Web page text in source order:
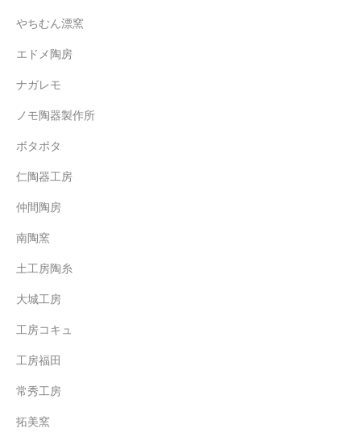
やちむん漂窯
エドメ陶房
ナガレモ
ノモ陶器製作所
ボタポタ
仁陶器工房
仲間陶房
南陶窯
土工房陶糸
大城工房
工房コキュ
工房福田
常秀工房
拓美窯